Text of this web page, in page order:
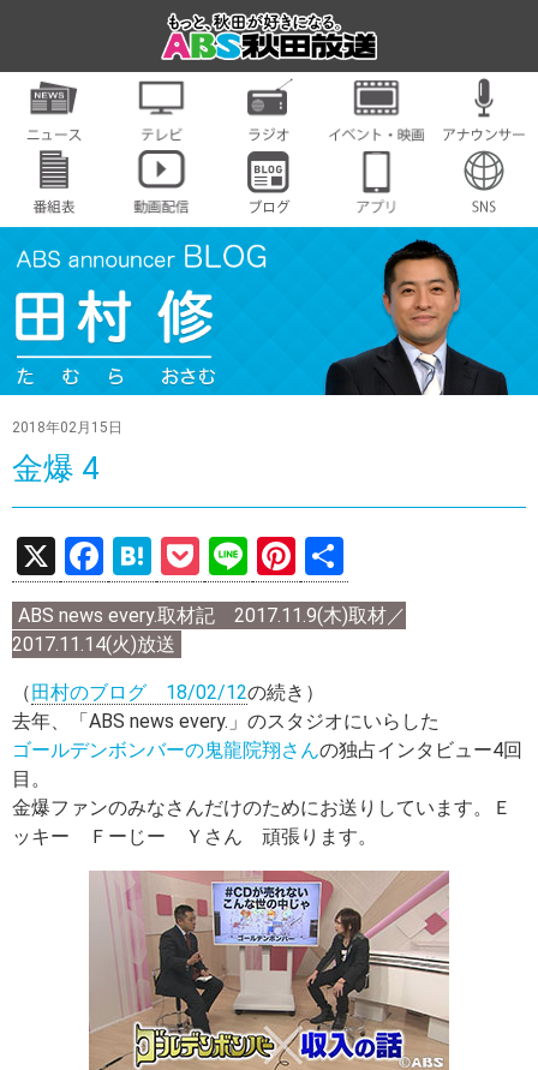
2018年02月15日
金爆 4
X
F
a
ce
b
o
o
H
at
e
n
a
P
o
ck
Li
n
e
Pi
nt
er
t
有
ABS news every.取材記 2017.11.9(木)取材／
2017.11.14(火)放送
（ 田村のブログ 18/02/12の続き）
去年、「ABS news every.」のスタジオにいらした
ゴールデンボンバーの鬼龍院翔さんの独占インタビュー4回
目。
金爆ファンのみなさんだけのためにお送りしています。Ｅ
ッキー Ｆーじー Ｙさん 頑張ります。